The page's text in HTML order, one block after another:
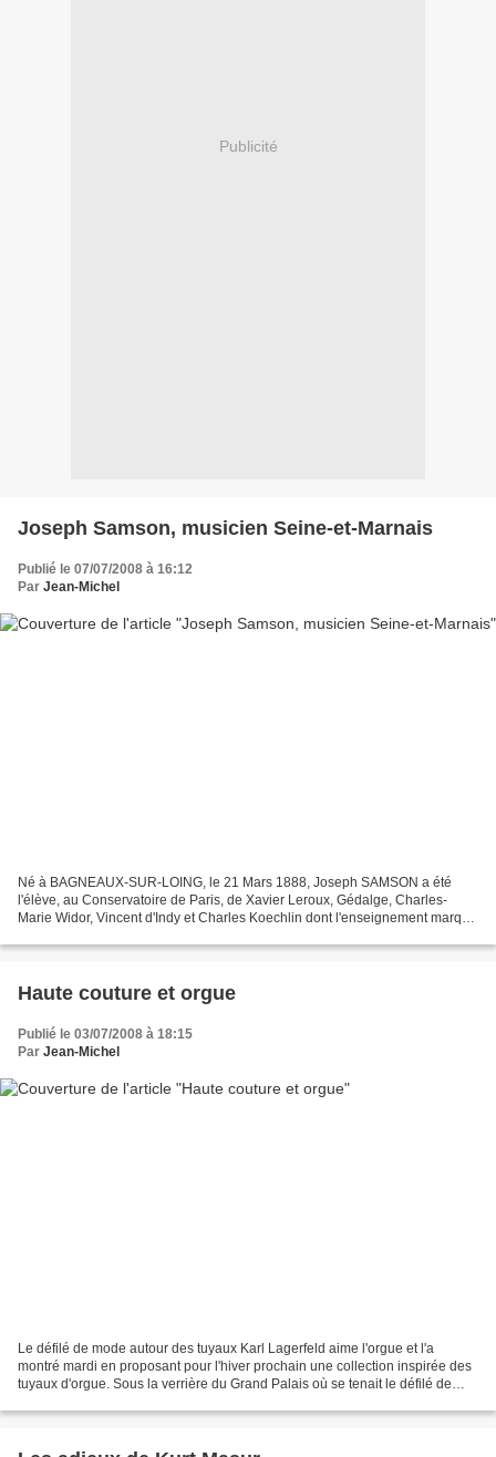
Publicité
Joseph Samson, musicien Seine-et-Marnais
Publié le 07/07/2008 à 16:12
Par Jean-Michel
Né à BAGNEAUX-SUR-LOING, le 21 Mars 1888, Joseph SAMSON a été
l'élève, au Conservatoire de Paris, de Xavier Leroux, Gédalge, Charles-
Marie Widor, Vincent d'Indy et Charles Koechlin dont l'enseignement marqua
Haute couture et orgue
Publié le 03/07/2008 à 18:15
Par Jean-Michel
Le défilé de mode autour des tuyaux Karl Lagerfeld aime l'orgue et l'a
montré mardi en proposant pour l'hiver prochain une collection inspirée des
tuyaux d'orgue. Sous la verrière du Grand Palais où se tenait le défilé de